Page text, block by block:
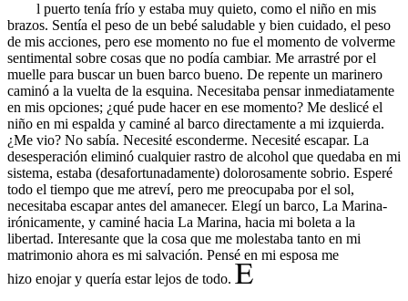
Increase text margins Decrease text margins
Reset to Defaults
l puerto tenía frío y estaba muy quieto, como el niño en mis
brazos. Sentía el peso de un bebé saludable y bien cuidado, el peso
de mis acciones, pero ese momento no fue el momento de volverme
sentimental sobre cosas que no podía cambiar. Me arrastré por el
muelle para buscar un buen barco bueno. De repente un marinero
caminó a la vuelta de la esquina. Necesitaba pensar inmediatamente
en mis opciones; ¿qué pude hacer en ese momento? Me deslicé el
niño en mi espalda y caminé al barco directamente a mi izquierda.
¿Me vio? No sabía. Necesité esconderme. Necesité escapar. La
desesperación eliminó cualquier rastro de alcohol que quedaba en mi
sistema, estaba (desafortunadamente) dolorosamente sobrio. Esperé
todo el tiempo que me atreví, pero me preocupaba por el sol,
necesitaba escapar antes del amanecer. Elegí un barco, La Marina-
irónicamente, y caminé hacia La Marina, hacia mi boleta a la
libertad. Interesante que la cosa que me molestaba tanto en mi
matrimonio ahora es mi salvación. Pensé en mi esposa me
hizo enojar y quería estar lejos de todo.